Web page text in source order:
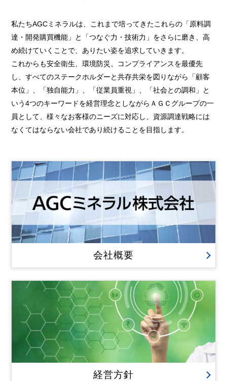
私たちAGCミネラルは、これまで培ってきたこれらの「原料調
達・開発購買機能」と「つなぐ力・技術力」をさらに磨き、高
め続けていくことで、ありたい姿を追求していきます。
これからも安全衛生、環境防災、コンプライアンスを最優先
し、すべてのステークホルダーと共存共栄を図りながら「顧客
本位」、「独自能力」、「従業員重視」、「社会との調和」と
いう4つのキーワードを経営理念としながらＡＧＣグループの一
員として、様々なお客様のニーズに対応し、資源調達戦略には
なくてはならない会社であり続けることを目指します。
会社概要
経営方針